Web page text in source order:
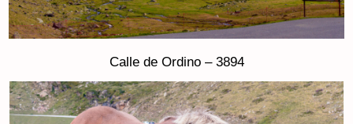
Calle de Ordino – 3894